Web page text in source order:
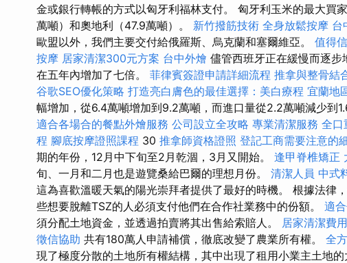
金或銀行轉帳的方式以匈牙利福林支付。 匈牙利玉米的最大買
萬噸）和奧地利（47.9萬噸）。 新竹撥筋技術 全身放鬆按摩 台
歐盟以外，我們主要交付給俄羅斯、烏克蘭和塞爾維亞。 值得
按摩 居家清潔300元方案 台中外燴 儘管西班牙正在緩慢而逐
在五年內增加了七倍。 菲律賓簽證申請詳細流程 推拿與整骨結
谷歌SEO優化策略 打造亮白膚色的最佳選擇：美白療程 宜蘭地
幅增加，從6.4萬噸增加到9.2萬噸，而進口量從2.2萬噸減少到
適合各場合的餐點外燴服務 公司設立全攻略 專業清潔服務 全口
程 腳底按摩證照課程 30 推拿師資格證照 登記工商需要注意的
期的年份，12月中下旬至2月乾涸，3月又開始。 逢甲脊椎矯正
旬、一月和二月也是遊覽桑給巴爾的理想月份。 清潔人員 中式
這為喜歡溫暖天氣的陽光崇拜者提供了最好的時機。 根據法律
些想要脫離TSZ的人必須支付他們在合作社業務中的份額。 適
須分配土地資金，並透過拍賣將其出售給索賠人。 居家清潔費
徵信協助 共有180萬人申請補償，徹底改變了農業所有權。 全
現了極度分散的土地所有權結構，其中出現了租用小業主土地